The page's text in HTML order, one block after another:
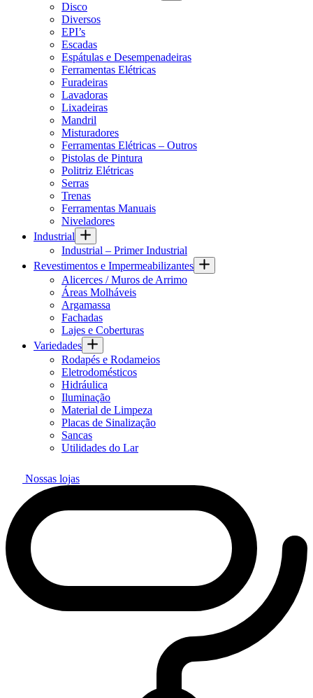
Disco
Diversos
EPI’s
Escadas
Espátulas e Desempenadeiras
Ferramentas Elétricas
Furadeiras
Lavadoras
Lixadeiras
Mandril
Misturadores
Ferramentas Elétricas – Outros
Pistolas de Pintura
Politriz Elétricas
Serras
Trenas
Ferramentas Manuais
Niveladores
Industrial
Industrial – Primer Industrial
Revestimentos e Impermeabilizantes
Alicerces / Muros de Arrimo
Áreas Molháveis
Argamassa
Fachadas
Lajes e Coberturas
Variedades
Rodapés e Rodameios
Eletrodomésticos
Hidráulica
Iluminação
Material de Limpeza
Placas de Sinalização
Sancas
Utilidades do Lar
Nossas lojas